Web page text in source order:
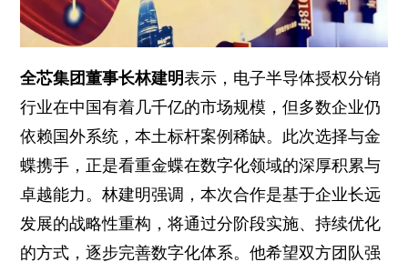
全芯集团董事长林建明表示，电子半导体授权分销
行业在中国有着几千亿的市场规模，但多数企业仍
依赖国外系统，本土标杆案例稀缺。此次选择与金
蝶携手，正是看重金蝶在数字化领域的深厚积累与
卓越能力。林建明强调，本次合作是基于企业长远
发展的战略性重构，将通过分阶段实施、持续优化
的方式，逐步完善数字化体系。他希望双方团队强